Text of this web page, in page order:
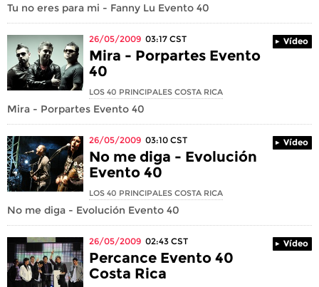
Tu no eres para mi - Fanny Lu Evento 40
26/05/2009 03:17 CST Vídeo
Mira - Porpartes Evento
40
LOS 40 PRINCIPALES COSTA RICA
Mira - Porpartes Evento 40
26/05/2009 03:10 CST Vídeo
No me diga - Evolución
Evento 40
LOS 40 PRINCIPALES COSTA RICA
No me diga - Evolución Evento 40
26/05/2009 02:43 CST Vídeo
Percance Evento 40
Costa Rica